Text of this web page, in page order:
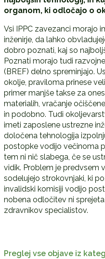
organom, ki odločajo o
Vsi IPPC zavezanci morajo
inženirje, da lahko
dobro poznati, kaj so
Poznati morajo tudi
(BREF) delno spreminjajo.
okolje, praviloma prinese
primer manjše takse za
materialih, vračanje
in podobno. Tudi
imeti zaposlene ustrezne
določena tehnologija
postopke vodijo večinoma
tem ni nič slabega, če se
vidik. Problem je predvsem
sodelujejo strokovnjaki, ki
invalidski komisiji vodijo
nobena odločitev ni
zdravnikov specialistov.
Preglej vse objave iz